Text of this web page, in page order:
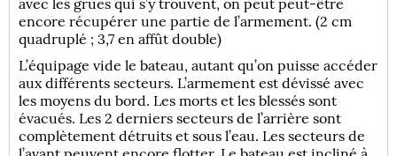
avec les grues qui s’y trouvent, on peut peut-être
encore récupérer une partie de l’armement. (2 cm
quadruplé ; 3,7 en affût double)
L’équipage vide le bateau, autant qu’on puisse accéder
aux différents secteurs. L’armement est dévissé avec
les moyens du bord. Les morts et les blessés sont
évacués. Les 2 derniers secteurs de l’arrière sont
complètement détruits et sous l’eau. Les secteurs de